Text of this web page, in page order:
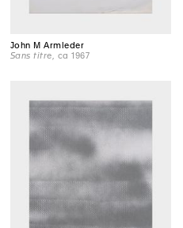
John M Armleder
Sans titre, ca 1967